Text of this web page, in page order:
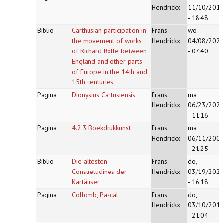
Hendrickx
11/10/
- 18:48
Biblio
Carthusian participation in
the movement of works
of Richard Rolle between
England and other parts
of Europe in the 14th and
15th centuries
Frans
Hendrickx
wo,
04/08/
- 07:40
Pagina Dionysius Cartusiensis
Frans
Hendrickx
ma,
06/23/
- 11:16
Pagina
4.2.3 Boekdrukkunst
Frans
Hendrickx
ma,
06/11/
- 21:25
Biblio
Die ältesten
Consuetudines der
Kartäuser
Frans
Hendrickx
do,
03/19/
- 16:18
Pagina
Collomb, Pascal
Frans
Hendrickx
do,
03/10/
- 21:04